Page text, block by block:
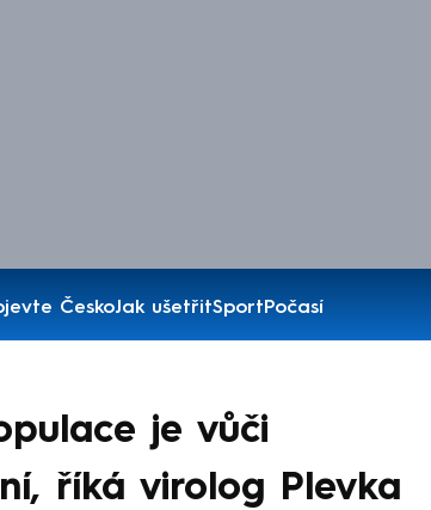
ČeskoJak ušetřitSportPočasí
je vůči
říká virolog Plevka